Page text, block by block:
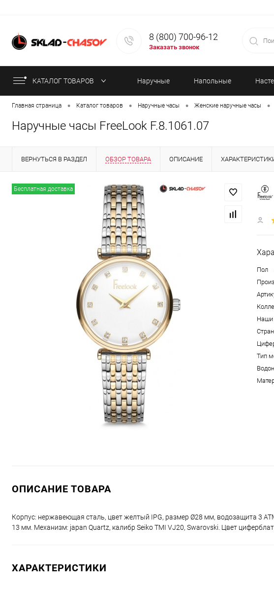
8 (800) 700-96-12
Заказать звонок
КАТАЛОГ ТОВАРОВ Наручные
часы
Напольные
Главная страница • Каталог товаров • Наручные часы • Женские наручные часы •
Наручные часы FreeLook F.8.1061.07
ВЕРНУТЬСЯ В РАЗДЕЛ ОБЗОР ТОВАРА ОПИСАНИЕ
ИНФОРМАЦИЯ ОБ ОПЛАТЕ СТАТЬИ
Бесплатная доставка
Пол
Наши
Тип
ОПИСАНИЕ ТОВАРА
Корпус: нержавеющая сталь, цвет желтый IPG, размер Ø28 мм, водозащита 3
13 мм. Механизм: japan Quartz, калибр Seiko TMI VJ20, Swarovski. Цвет
ХАРАКТЕРИСТИКИ